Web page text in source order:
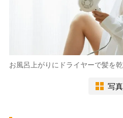
お風呂上がりにドライヤーで髪を
写